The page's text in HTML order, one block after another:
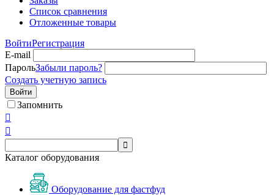
Список сравнения
Отложенные товары
ВойтиРегистрация
E-mail
ПарольЗабыли пароль?
Создать учетную запись
Войти
Запомнить



Каталог оборудования
Оборудование для фастфуд